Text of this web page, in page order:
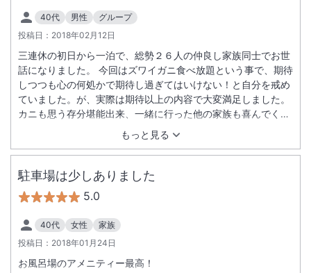
40代 男性
グループ
投稿日： 2018年02月12日
もっと見る
三連休の初日から一泊で、総勢２６人の仲良し家族同士でお世
話になりました。 今回はズワイガニ食べ放題という事で、期待
しつつも心の何処かで期待し過ぎてはいけない！と自分を戒め
ていました。が、実際は期待以上の内容で大変満足しました。
カニも思う存分堪能出来、一緒に行った他の家族も喜んでくれ
て良かったです。ここは２回目の利用だったので館内設備に不
満が無い事は言うまでもなく、またスタッフの方々にも感謝し
ています。ありがとうございました。またいつか絶対リピート
します。 まずはお礼まで。
駐車場は少しありました
5.0
40代 女性
家族
投稿日： 2018年01月24日
お風呂場のアメニティー最高！